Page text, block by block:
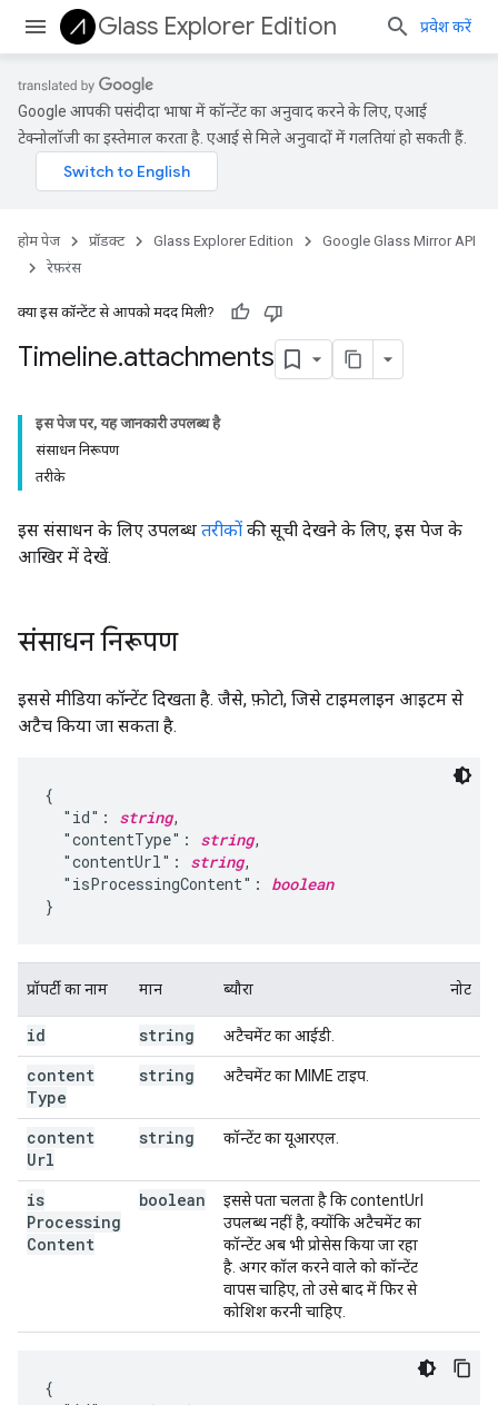
Glass Explorer Edition प्रवेश करें
Google आपकी पसंदीदा भाषा में कॉन्टेंट का अनुवाद करने के लिए, एआई
टेक्नोलॉजी का इस्तेमाल करता है. एआई से मिले अनुवादों में गलतियां हो सकती हैं.
होम पेज प्रॉडक्ट Glass Explorer Edition
Google Glass Mirror API
रेफ़रंस
क्या इस कॉन्टेंट से आपको मदद मिली?
Timeline.attachments
इस पेज पर, यह जानकारी उपलब्ध है
संसाधन निरूपण
तरीके
इस संसाधन के लिए उपलब्ध तरीकों की सूची देखने के लिए, इस पेज के
आखिर में देखें.
संसाधन निरूपण
इससे मीडिया कॉन्टेंट दिखता है. जैसे, फ़ोटो, जिसे टाइमलाइन आइटम से
अटैच किया जा सकता है.
{
  "id":
string,
  "contentType":
string,
  "contentUrl":
string,
  "isProcessingContent":
boolean
}
प्रॉपर्टी का नाम मान ब्यौरा नोट
id string अटैचमेंट का आईडी.
content
Type
string अटैचमेंट का MIME टाइप.
content
Url
string कॉन्टेंट का यूआरएल.
is
Processing
Content
boolean
इससे पता चलता है कि contentUrl
उपलब्ध नहीं है, क्योंकि अटैचमेंट का
कॉन्टेंट अब भी प्रोसेस किया जा रहा
है. अगर कॉल करने वाले को कॉन्टेंट
वापस चाहिए, तो उसे बाद में फिर से
कोशिश करनी चाहिए.
{